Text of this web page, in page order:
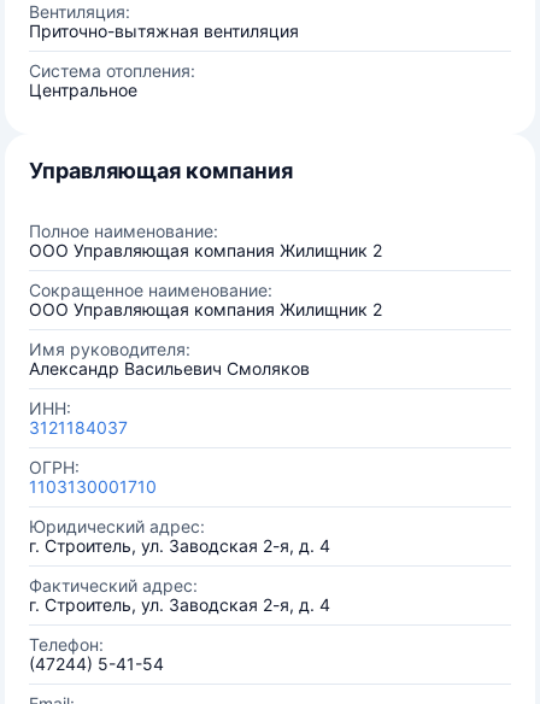
Вентиляция:
Приточно-вытяжная вентиляция
Система отопления:
Центральное
Управляющая компания
Полное наименование:
ООО Управляющая компания Жилищник 2
Сокращенное наименование:
ООО Управляющая компания Жилищник 2
Имя руководителя:
Александр Васильевич Смоляков
ИНН:
3121184037
ОГРН:
1103130001710
Юридический адрес:
г. Строитель, ул. Заводская 2-я, д. 4
Фактический адрес:
г. Строитель, ул. Заводская 2-я, д. 4
Телефон:
(47244) 5-41-54